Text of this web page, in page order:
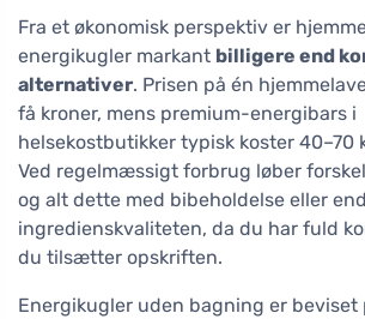
Fra et økonomisk perspektiv er
energikugler markant billigere end
alternativer. Prisen på én
få kroner, mens premium-energibars i
helsekostbutikker typisk koster 40–70
Ved regelmæssigt forbrug løber
og alt dette med bibeholdelse eller
ingredienskvaliteten, da du har fuld
du tilsætter opskriften.
Energikugler uden bagning er beviset